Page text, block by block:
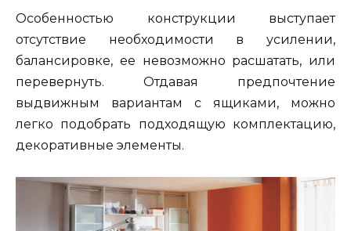
Особенностью конструкции выступает
отсутствие необходимости в усилении,
балансировке, ее невозможно расшатать, или
перевернуть. Отдавая предпочтение
выдвижным вариантам с ящиками, можно
легко подобрать подходящую комплектацию,
декоративные элементы.